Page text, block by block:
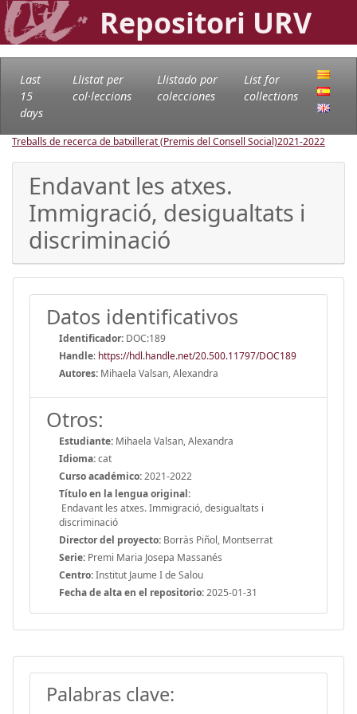
Repositori URV
Last
15
days
Llistat per
col·leccions
Llistado por
colecciones
List for
collections
Treballs de recerca de batxillerat (Premis del Consell Social)2021-2022
Endavant les atxes.
Immigració, desigualtats i
discriminació
Datos identificativos
Identificador: DOC:189
Handle: https://hdl.handle.net/20.500.11797/DOC189
Autores: Mihaela Valsan, Alexandra
Otros:
Estudiante: Mihaela Valsan, Alexandra
Idioma:cat
Curso académico:2021-2022
Título en la lengua original:
Endavant les atxes. Immigració, desigualtats i
discriminació
Director del proyecto: Borràs Piñol, Montserrat
Serie: Premi Maria Josepa Massanés
Centro:Institut Jaume I de Salou
Fecha de alta en el repositorio:2025-01-31
Palabras clave: